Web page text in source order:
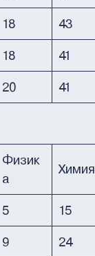
18 43
18 41
20 41
Физик
а
Химия
5 15
9 24